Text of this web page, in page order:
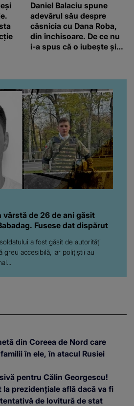
Daniel Balaciu spune
adevărul său despre
căsnicia cu Dana Roba,
din închisoare. De ce nu
i-a spus că o iubește și
“Am suflet mare. Eu am
ajutat-o.”
vârstă de 26 de ani găsit
Fusese dat dispărut
a fost găsit de autorități
greu accesibilă, iar polițiștii au
din Coreea de Nord care
în ele, în atacul Rusiei
pentru Călin Georgescu!
la prezidențiale află dacă va fi
de lovitură de stat